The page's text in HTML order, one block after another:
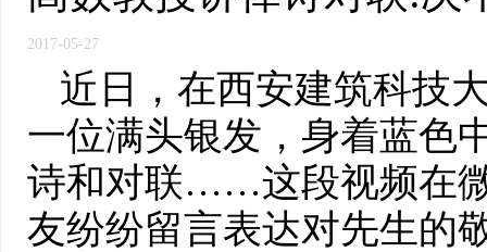
2017-05-27
近日，在西安建筑科技
一位满头银发，身着蓝色
诗和对联……这段视频在
友纷纷留言表达对先生的